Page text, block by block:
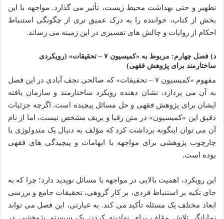
تطهیر و حتی بهداشت محیط زیست، تأثیر می گذارد. مواجهه با این
بخش از کتاب، خواننده را به درک عمیق تری از چگونگی استنباط
احکام از روایات و چالش های تفسیری در این زمینه می رساند.
د) فصل چهارم: مربوط به «کمیسیون ۷ – تحقیقات» (رویکردی
ساختارمند برای پژوهش فقهی)
مفهوم «کمیسیون ۷ – تحقیقات» که صالحی نجف آبادی در این فصل
به آن می پردازد، نشان دهنده رویکرد ساختارمند و سازمان یافته
ایشان برای پژوهش فقهی و حل مسائل پیچیده است. اگرچه جزئیات
دقیق این «کمیسیون» در متن رقبا و بریف مشخص نیست، اما از نام
آن می توان اینگونه برداشت کرد که مؤلف به دنبال یک متدولوژی یا
چارچوب پژوهشی برای مواجهه با ابهامات و پیچیدگی های فقهی
بوده است.
این رویکرد، اهمیت بالایی در مواجهه با مسائل نوپدید دارد؛ چرا که به
جای تکیه بر استنباط فردی، بر کار گروهی، تحقیقات جامع و بررسی
ابعاد مختلف یک مسئله تأکید می کند. به عبارتی، این فصل می تواند
نمایانگر تلاش مؤلف برای نهادینه کردن یک سیستم پژوهشی در